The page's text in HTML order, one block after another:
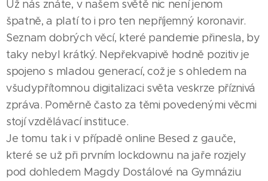
Už nás znáte, v našem světě nic není jenom
špatně, a platí to i pro ten nepříjemný koronavir.
Seznam dobrých věcí, které pandemie přinesla, by
taky nebyl krátký. Nepřekvapivě hodně pozitiv je
spojeno s mladou generací, což je s ohledem na
všudypřítomnou digitalizaci světa veskrze příznivá
zpráva. Poměrně často za těmi povedenými věcmi
stojí vzdělávací instituce.
Je tomu tak i v případě online Besed z gauče,
které se už při prvním lockdownu na jaře rozjely
pod dohledem Magdy Dostálové na Gymnáziu